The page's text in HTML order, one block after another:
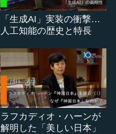
「生成AI」実装の衝撃…
人工知能の歴史と特長
ラフカディオ・ハーンが
解明した「美しい日本」